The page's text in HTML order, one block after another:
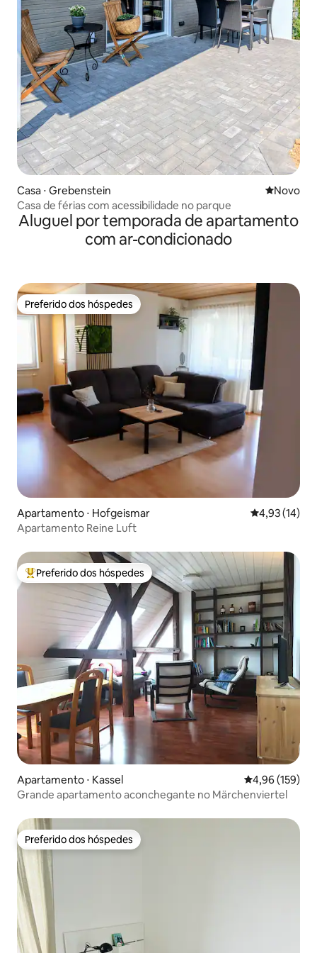
Casa ⋅ Grebenstein Novo
Novo
Casa de férias com acessibilidade no parque
Aluguel por temporada de apartamento
com ar-condicionado
Preferido dos hóspedes
Preferido dos hóspedes
Apartamento ⋅ Hofgeismar 4,93 de uma
4,93 (14)
Apartamento Reine Luft
Entre os melhores preferidos dos hóspedes
Preferido dos hóspedes
Apartamento ⋅ Kassel 4,96 de uma
4,96 (159)
Grande apartamento aconchegante no Märchenviertel
Preferido dos hóspedes
Preferido dos hóspedes